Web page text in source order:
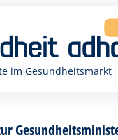
im Gesundheitsmarkt